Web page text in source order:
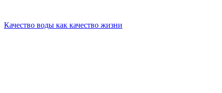
Качество воды как качество жизни